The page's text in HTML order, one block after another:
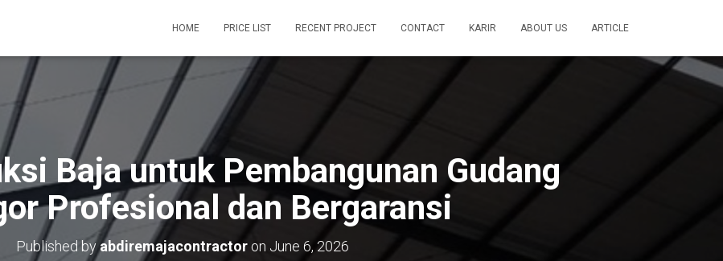
HOME PRICE LIST RECENT PROJECT CONTACT KARIR ABOUT US ARTICLE
Baja untuk Pembangunan Gudang
Profesional dan Bergaransi
Published byabdiremajacontractoron June 6, 2026